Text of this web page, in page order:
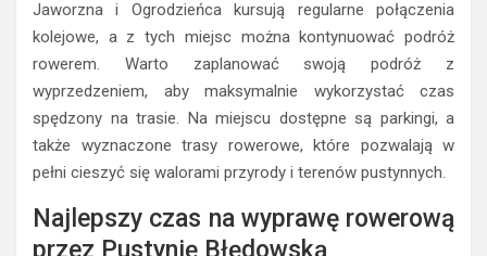
Jaworzna i Ogrodzieńca kursują regularne połączenia
kolejowe, a z tych miejsc można kontynuować podróż
rowerem. Warto zaplanować swoją podróż z
wyprzedzeniem, aby maksymalnie wykorzystać czas
spędzony na trasie. Na miejscu dostępne są parkingi, a
także wyznaczone trasy rowerowe, które pozwalają w
pełni cieszyć się walorami przyrody i terenów pustynnych.
Najlepszy czas na wyprawę rowerową